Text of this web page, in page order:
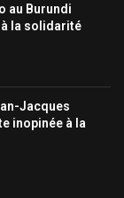
au Burundi
à la solidarité
Jacques
inopinée à la